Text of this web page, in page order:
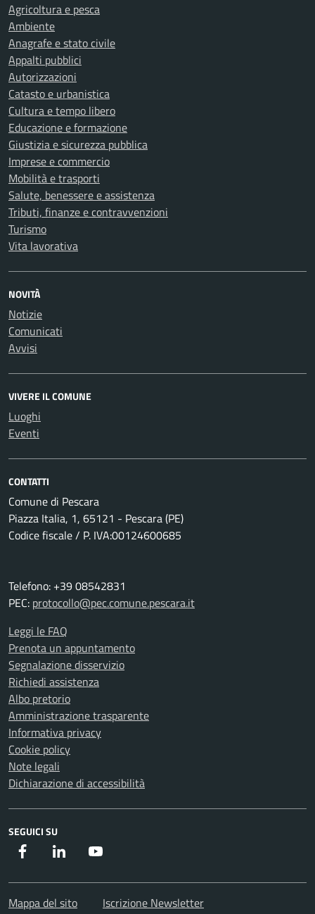
Agricoltura e pesca
Ambiente
Anagrafe e stato civile
Appalti pubblici
Autorizzazioni
Catasto e urbanistica
Cultura e tempo libero
Educazione e formazione
Giustizia e sicurezza pubblica
Imprese e commercio
Mobilità e trasporti
Salute, benessere e assistenza
Tributi, finanze e contravvenzioni
Turismo
Vita lavorativa
NOVITÀ
Notizie
Comunicati
Avvisi
VIVERE IL COMUNE
Luoghi
Eventi
CONTATTI
Comune di Pescara
Piazza Italia, 1, 65121 - Pescara (PE)
Codice fiscale / P. IVA:00124600685
Telefono: +39 08542831
PEC: protocollo@pec.comune.pescara.it
Leggi le FAQ
Prenota un appuntamento
Segnalazione disservizio
Richiedi assistenza
Albo pretorio
Amministrazione trasparente
Informativa privacy
Cookie policy
Note legali
Dichiarazione di accessibilità
SEGUICI SU
Facebook Instagram
Mappa del sito Iscrizione Newsletter